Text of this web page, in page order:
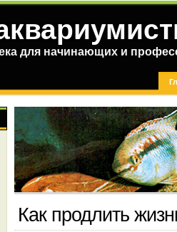
для начинающих и
Как продлить